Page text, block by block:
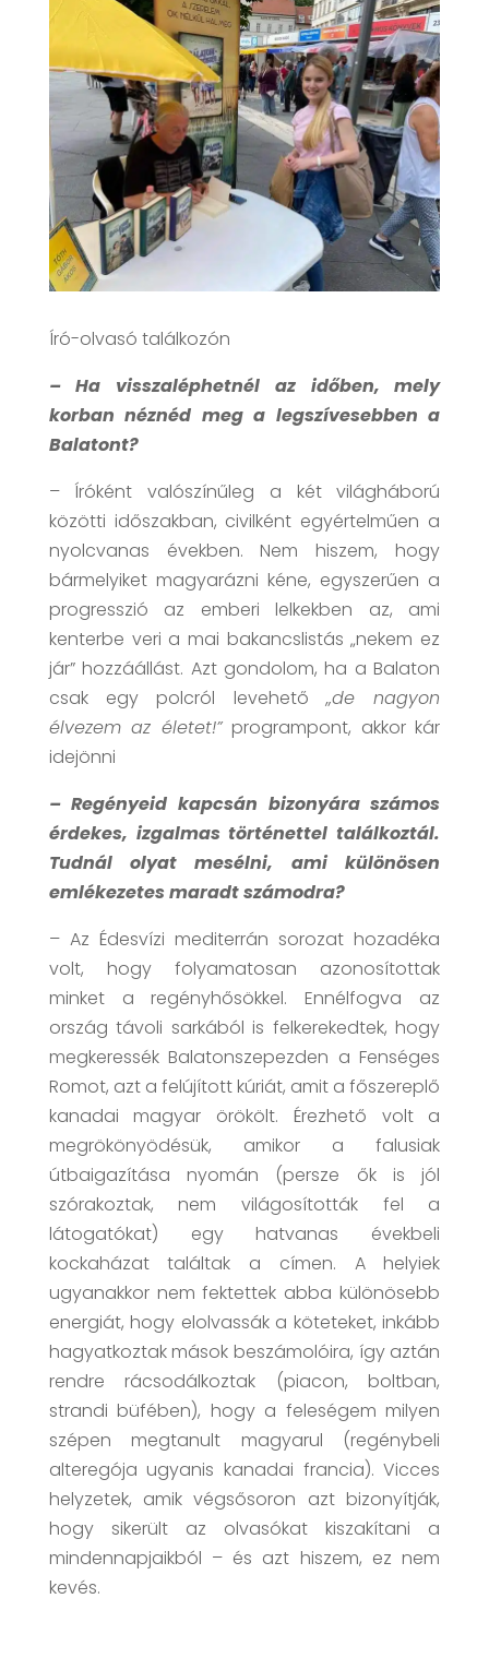
Író-olvasó találkozón
– Ha visszaléphetnél az időben, mely
korban néznéd meg a legszívesebben a
Balatont?
– Íróként valószínűleg a két világháború
közötti időszakban, civilként egyértelműen a
nyolcvanas években. Nem hiszem, hogy
bármelyiket magyarázni kéne, egyszerűen a
progresszió az emberi lelkekben az, ami
kenterbe veri a mai bakancslistás „nekem ez
jár” hozzáállást. Azt gondolom, ha a Balaton
csak egy polcról levehető„de nagyon
élvezem az életet!”programpont, akkor kár
idejönni
– Regényeid kapcsán bizonyára számos
érdekes, izgalmas történettel találkoztál.
Tudnál olyat mesélni, ami különösen
emlékezetes maradt számodra?
– Az Édesvízi mediterrán sorozat hozadéka
volt, hogy folyamatosan azonosítottak
minket a regényhősökkel. Ennélfogva az
ország távoli sarkából is felkerekedtek, hogy
megkeressék Balatonszepezden a Fenséges
Romot, azt a felújított kúriát, amit a főszereplő
kanadai magyar örökölt. Érezhető volt a
megrökönyödésük, amikor a falusiak
útbaigazítása nyomán (persze ők is jól
szórakoztak, nem világosították fel a
látogatókat) egy hatvanas évekbeli
kockaházat találtak a címen. A helyiek
ugyanakkor nem fektettek abba különösebb
energiát, hogy elolvassák a köteteket, inkább
hagyatkoztak mások beszámolóira, így aztán
rendre rácsodálkoztak (piacon, boltban,
strandi büfében), hogy a feleségem milyen
szépen megtanult magyarul (regénybeli
alteregója ugyanis kanadai francia). Vicces
helyzetek, amik végsősoron azt bizonyítják,
hogy sikerült az olvasókat kiszakítani a
mindennapjaikból – és azt hiszem, ez nem
kevés.